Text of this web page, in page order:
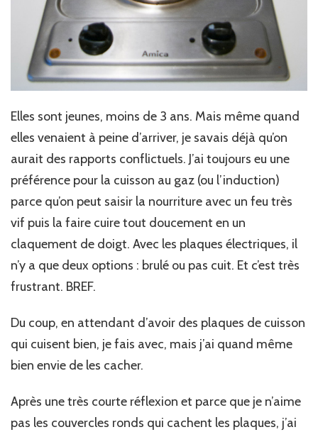
Elles sont jeunes, moins de 3 ans. Mais même quand
elles venaient à peine d’arriver, je savais déjà qu’on
aurait des rapports conflictuels. J’ai toujours eu une
préférence pour la cuisson au gaz (ou l’induction)
parce qu’on peut saisir la nourriture avec un feu très
vif puis la faire cuire tout doucement en un
claquement de doigt. Avec les plaques électriques, il
n’y a que deux options : brulé ou pas cuit. Et c’est très
frustrant. BREF.
Du coup, en attendant d’avoir des plaques de cuisson
qui cuisent bien, je fais avec, mais j’ai quand même
bien envie de les cacher.
Après une très courte réflexion et parce que je n’aime
pas les couvercles ronds qui cachent les plaques, j’ai